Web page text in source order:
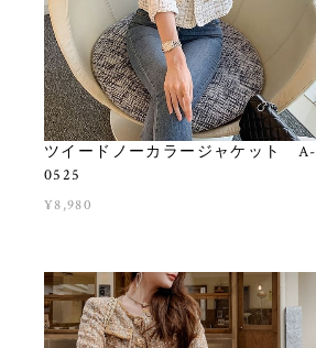
ツイードノーカラージャケット A-
0525
¥8,980